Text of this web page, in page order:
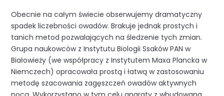
Obecnie na całym świecie obserwujemy dramatyczny
spadek liczebności owadów. Brakuje jednak prostych i
tanich metod pozwalających na śledzenie tych zmian.
Grupa naukowców z Instytutu Biologii Ssaków PAN w
Białowieży (we współpracy z Instytutem Maxa Plancka w
Niemczech) opracowała prostą i łatwą w zastosowaniu
metodę szacowania zagęszczeń owadów aktywnych